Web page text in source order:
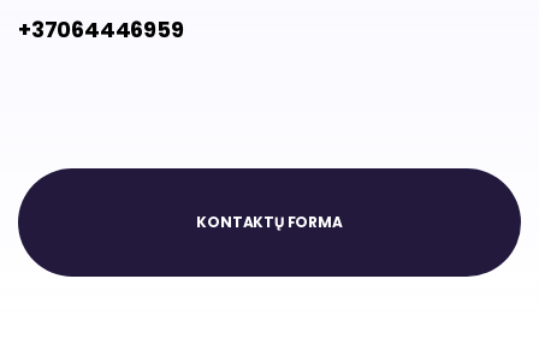
+37064446959
KONTAKTŲ FORMA